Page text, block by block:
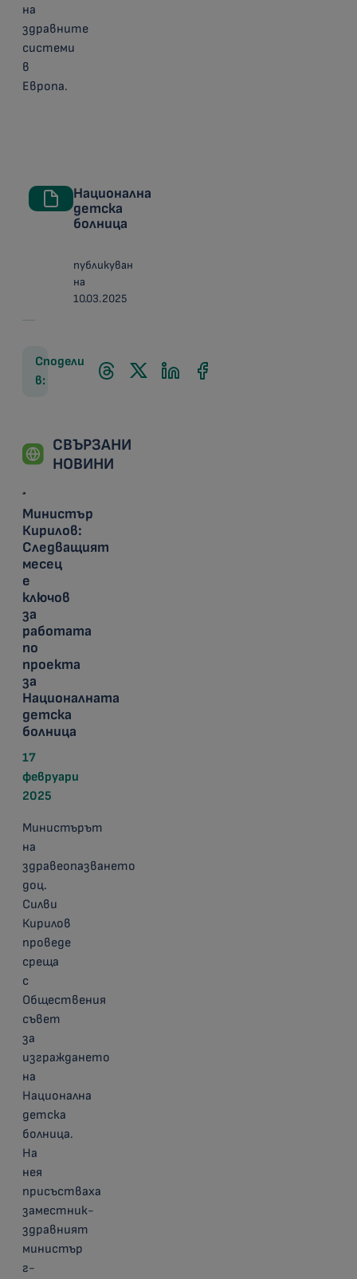
на
здравните
системи
в
Европа.
Национална
детска
болница
публикуван
на
10.03.2025
Сподели
в:
СВЪРЗАНИ
НОВИНИ
Министър
Кирилов:
Следващият
месец
е
ключов
за
работата
по
проекта
за
Националната
детска
болница
17
февруари
2025
Министърът
на
здравеопазването
доц.
Силви
Кирилов
проведе
среща
с
Обществения
съвет
за
изграждането
на
Национална
детска
болница.
На
нея
присъстваха
заместник-
здравният
министър
г-